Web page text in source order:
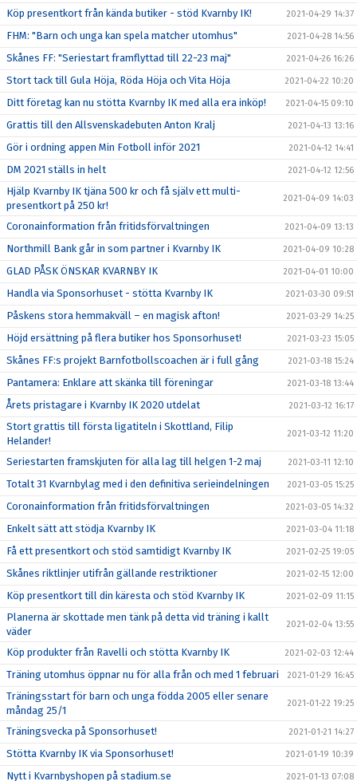
Köp presentkort från kända butiker - stöd Kvarnby IK! 2021-04-29 14:37
FHM: "Barn och unga kan spela matcher utomhus" 2021-04-28 14:56
Skånes FF: "Seriestart framflyttad till 22-23 maj" 2021-04-26 16:26
Stort tack till Gula Höja, Röda Höja och Vita Höja 2021-04-22 10:20
Ditt företag kan nu stötta Kvarnby IK med alla era inköp! 2021-04-15 09:10
Grattis till den Allsvenskadebuten Anton Kralj 2021-04-13 13:16
Gör i ordning appen Min Fotboll inför 2021 2021-04-12 14:41
DM 2021 ställs in helt 2021-04-12 12:56
Hjälp Kvarnby IK tjäna 500 kr och få själv ett multi-
presentkort på 250 kr!
2021-04-09 14:03
Coronainformation från fritidsförvaltningen 2021-04-09 13:13
Northmill Bank går in som partner i Kvarnby IK 2021-04-09 10:28
GLAD PÅSK ÖNSKAR KVARNBY IK 2021-04-01 10:00
Handla via Sponsorhuset - stötta Kvarnby IK 2021-03-30 09:51
Påskens stora hemmakväll – en magisk afton! 2021-03-29 14:25
Höjd ersättning på flera butiker hos Sponsorhuset! 2021-03-23 15:05
Skånes FF:s projekt Barnfotbollscoachen är i full gång 2021-03-18 15:24
Pantamera: Enklare att skänka till föreningar 2021-03-18 13:44
Årets pristagare i Kvarnby IK 2020 utdelat 2021-03-12 16:17
Stort grattis till första ligatiteln i Skottland, Filip
Helander!
2021-03-12 11:20
Seriestarten framskjuten för alla lag till helgen 1-2 maj 2021-03-11 12:10
Totalt 31 Kvarnbylag med i den definitiva serieindelningen 2021-03-05 15:25
Coronainformation från fritidsförvaltningen 2021-03-05 14:32
Enkelt sätt att stödja Kvarnby IK 2021-03-04 11:18
Få ett presentkort och stöd samtidigt Kvarnby IK 2021-02-25 19:05
Skånes riktlinjer utifrån gällande restriktioner 2021-02-15 12:00
Köp presentkort till din käresta och stöd Kvarnby IK 2021-02-09 11:15
Planerna är skottade men tänk på detta vid träning i kallt
väder
2021-02-04 13:55
Köp produkter från Ravelli och stötta Kvarnby IK 2021-02-03 12:44
Träning utomhus öppnar nu för alla från och med 1 februari 2021-01-29 16:45
Träningsstart för barn och unga födda 2005 eller senare
måndag 25/1
2021-01-22 19:25
Träningsvecka på Sponsorhuset! 2021-01-21 14:27
Stötta Kvarnby IK via Sponsorhuset! 2021-01-19 10:39
Nytt i Kvarnbyshopen på stadium.se 2021-01-13 07:08